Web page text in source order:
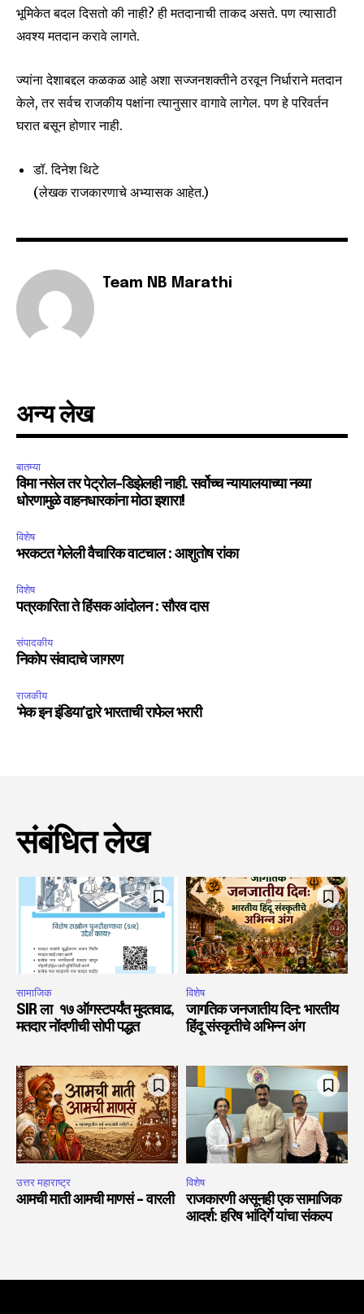
भूमिकेत बदल दिसतो की नाही? ही मतदानाची ताकद असते. पण त्यासाठी
अवश्य मतदान करावे लागते.
ज्यांना देशाबद्दल कळकळ आहे अशा सज्जनशक्तीने ठरवून निर्धाराने मतदान
केले, तर सर्वच राजकीय पक्षांना त्यानुसार वागावे लागेल. पण हे परिवर्तन
घरात बसून होणार नाही.
डॉ. दिनेश थिटे
(लेखक राजकारणाचे अभ्यासक आहेत.)
Team NB Marathi
अन्य लेख
बातम्या
विमा नसेल तर पेट्रोल-डिझेलही नाही. सर्वोच्च न्यायालयाच्या नव्या
धोरणामुळे वाहनधारकांना मोठा इशारा!
विशेष
भरकटत गेलेली वैचारिक वाटचाल : आशुतोष रांका
विशेष
पत्रकारिता ते हिंसक आंदोलन : सौरव दास
संपादकीय
निकोप संवादाचे जागरण
राजकीय
‘मेक इन इंडिया’द्वारे भारताची राफेल भरारी
संबंधित लेख
सामाजिक
SIR ला १७ ऑगस्टपर्यंत मुदतवाढ,
मतदार नोंदणीची सोपी पद्धत
विशेष
जागतिक जनजातीय दिन: भारतीय
हिंदू संस्कृतीचे अभिन्न अंग
उत्तर महाराष्ट्र
आमची माती आमची माणसं – वारली
विशेष
राजकारणी असूनही एक सामाजिक
आदर्श: हरिष भांदिर्गे यांचा संकल्प